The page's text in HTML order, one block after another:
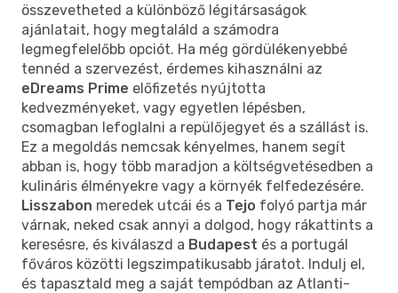
összevetheted a különböző légitársaságok
ajánlatait, hogy megtaláld a számodra
legmegfelelőbb opciót. Ha még gördülékenyebbé
tennéd a szervezést, érdemes kihasználni az
eDreams Prime előfizetés nyújtotta
kedvezményeket, vagy egyetlen lépésben,
csomagban lefoglalni a repülőjegyet és a szállást is.
Ez a megoldás nemcsak kényelmes, hanem segít
abban is, hogy több maradjon a költségvetésedben a
kulináris élményekre vagy a környék felfedezésére.
Lisszabon meredek utcái és a Tejo folyó partja már
várnak, neked csak annyi a dolgod, hogy rákattints a
keresésre, és kiválaszd a Budapest és a portugál
főváros közötti legszimpatikusabb járatot. Indulj el,
és tapasztald meg a saját tempódban az Atlanti-